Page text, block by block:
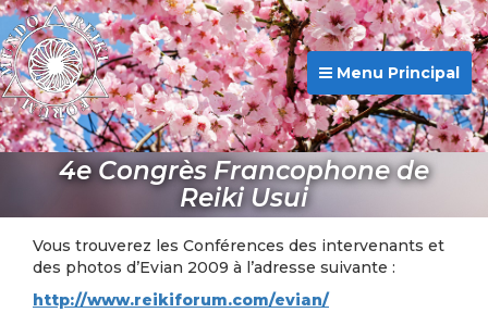
Menu Principal
4e Congrès Francophone de
Reiki Usui
Vous trouverez les Conférences des intervenants et
des photos d’Evian 2009 à l’adresse suivante :
http://www.reikiforum.com/evian/